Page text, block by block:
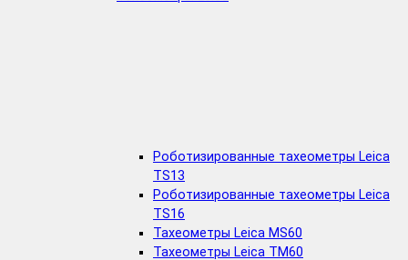
Роботизированные тахеометры Leica
TS13
Роботизированные тахеометры Leica
TS16
Тахеометры Leica MS60
Тахеометры Leica TM60